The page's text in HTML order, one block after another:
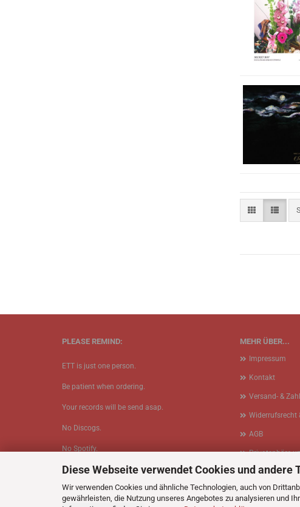
Diese Webseite verwendet Cookies und andere
Wir verwenden Cookies und ähnliche Technologien, auch von
gewährleisten, die Nutzung unseres Angebotes zu analysieren und
MEHR ÜBER...
Impressum
Kontakt
Versand- &
Widerrufsrecht
AGB
Privatsphäre
Cookie
PLEASE REMIND:
ETT is just one person.
Be patient when ordering.
Your records will be send asap.
No Discogs.
No Spotify.
No Bullshit.